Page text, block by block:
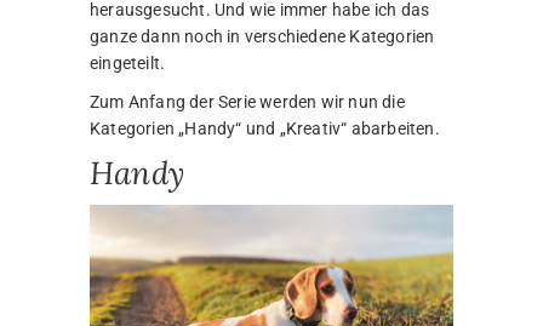
herausgesucht. Und wie immer habe ich das
ganze dann noch in verschiedene Kategorien
eingeteilt.
Zum Anfang der Serie werden wir nun die
Kategorien „Handy“ und „Kreativ“ abarbeiten.
Handy